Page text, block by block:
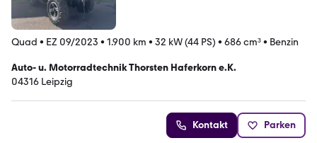
Quad • EZ 09/2023 • 1.900 km • 32 kW (44 PS) • 686 cm³• Benzin
Auto- u. Motorradtechnik Thorsten Haferkorn e.K.
04316 Leipzig
Kontakt Parken